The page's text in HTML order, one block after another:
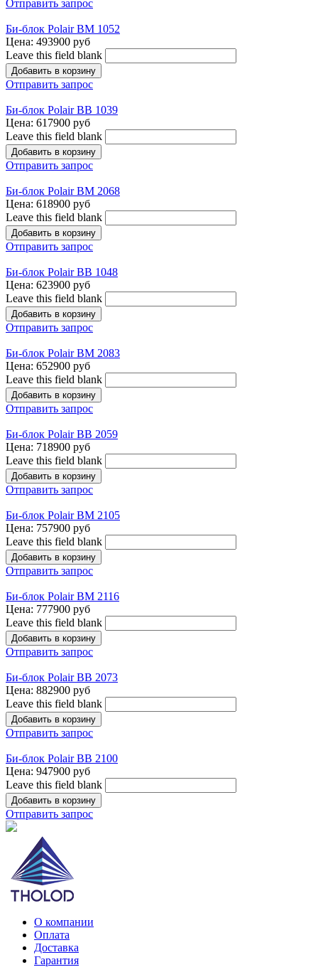
Отправить запрос
Би-блок Polair BM 1052
Цена: 493900 руб
Leave this field blank
Отправить запрос
Би-блок Polair BB 1039
Цена: 617900 руб
Leave this field blank
Отправить запрос
Би-блок Polair BM 2068
Цена: 618900 руб
Leave this field blank
Отправить запрос
Би-блок Polair BB 1048
Цена: 623900 руб
Leave this field blank
Отправить запрос
Би-блок Polair BM 2083
Цена: 652900 руб
Leave this field blank
Отправить запрос
Би-блок Polair BB 2059
Цена: 718900 руб
Leave this field blank
Отправить запрос
Би-блок Polair BM 2105
Цена: 757900 руб
Leave this field blank
Отправить запрос
Би-блок Polair BM 2116
Цена: 777900 руб
Leave this field blank
Отправить запрос
Би-блок Polair BB 2073
Цена: 882900 руб
Leave this field blank
Отправить запрос
Би-блок Polair BB 2100
Цена: 947900 руб
Leave this field blank
Отправить запрос
О компании
Оплата
Доставка
Гарантия